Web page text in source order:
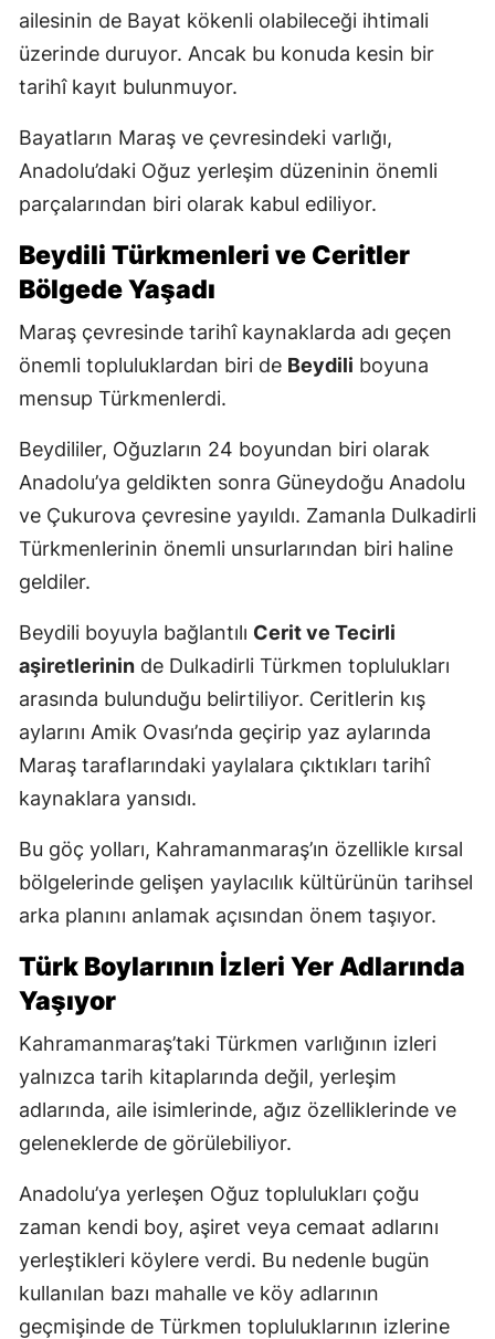
ailesinin de Bayat kökenli olabileceği ihtimali
üzerinde duruyor. Ancak bu konuda kesin bir
tarihî kayıt bulunmuyor.
Bayatların Maraş ve çevresindeki varlığı,
Anadolu’daki Oğuz yerleşim düzeninin önemli
parçalarından biri olarak kabul ediliyor.
Beydili Türkmenleri ve Ceritler
Bölgede Yaşadı
Maraş çevresinde tarihî kaynaklarda adı geçen
önemli topluluklardan biri de Beydili boyuna
mensup Türkmenlerdi.
Beydililer, Oğuzların 24 boyundan biri olarak
Anadolu’ya geldikten sonra Güneydoğu Anadolu
ve Çukurova çevresine yayıldı. Zamanla Dulkadirli
Türkmenlerinin önemli unsurlarından biri haline
geldiler.
Beydili boyuyla bağlantılı Cerit ve Tecirli
aşiretlerinin de Dulkadirli Türkmen toplulukları
arasında bulunduğu belirtiliyor. Ceritlerin kış
aylarını Amik Ovası’nda geçirip yaz aylarında
Maraş taraflarındaki yaylalara çıktıkları tarihî
kaynaklara yansıdı.
Bu göç yolları, Kahramanmaraş’ın özellikle kırsal
bölgelerinde gelişen yaylacılık kültürünün tarihsel
arka planını anlamak açısından önem taşıyor.
Türk Boylarının İzleri Yer Adlarında
Yaşıyor
Kahramanmaraş’taki Türkmen varlığının izleri
yalnızca tarih kitaplarında değil, yerleşim
adlarında, aile isimlerinde, ağız özelliklerinde ve
geleneklerde de görülebiliyor.
Anadolu’ya yerleşen Oğuz toplulukları çoğu
zaman kendi boy, aşiret veya cemaat adlarını
yerleştikleri köylere verdi. Bu nedenle bugün
kullanılan bazı mahalle ve köy adlarının
geçmişinde de Türkmen topluluklarının izlerine